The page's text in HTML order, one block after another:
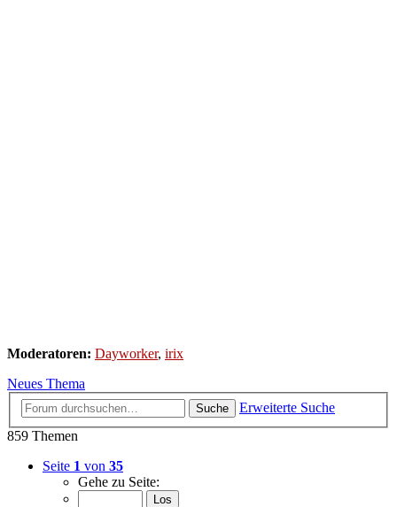
Moderatoren: Dayworker, irix
Neues Thema
Suche
Erweiterte Suche
859 Themen
Seite 1 von 35
Gehe zu Seite: